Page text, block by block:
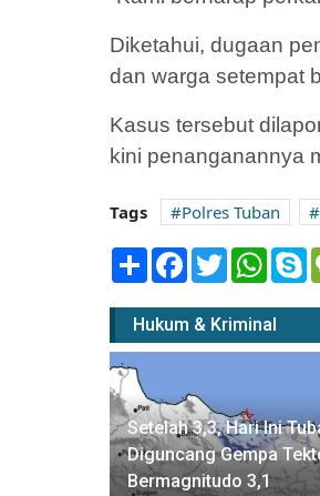
Diketahui, dugaan
dan warga setempat
Kasus tersebut
kini penanganannya
Tags Polres Tuban
Share Facebook
Twitter
Hukum & Kriminal
Setelah 3,3, Hari Ini
Diguncang Gempa
Bermagnitudo 3,1